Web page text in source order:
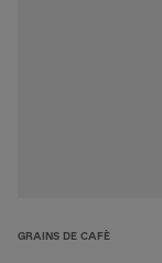
GRAINS DE CAFÈ